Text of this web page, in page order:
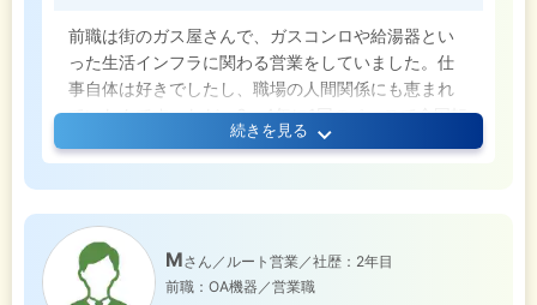
前職は街のガス屋さんで、ガスコンロや給湯器とい
った生活インフラに関わる営業をしていました。仕
事自体は好きでしたし、職場の人間関係にも恵まれ
ていたんです。ただ、3～4年に1回のペースで全国転
勤があり、将来のライフスタイルを考えた時に「こ
のまま続けるのは難しいかもしれない」と感じるよ
うになりました。それと同時に、業界全体の先行き
にも少し不安を感じていたことが、転職を決意した
きっかけです。
会社選びでは、転勤がなく同じ場所で腰を据えて働
続きを見る
Mさん／ルート営業／社歴：2年目
前職：OA機器／営業職